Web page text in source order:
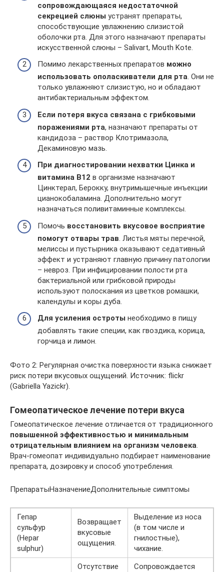
сопровождающаяся недостаточной
секрецией слюны устранят препараты,
способствующие увлажнению слизистой
оболочки рта. Для этого назначают препараты
искусственной слюны – Salivart, Mouth Kote.
Помимо лекарственных препаратов можно
использовать ополаскиватели для рта. Они не
только увлажняют слизистую, но и обладают
антибактериальным эффектом.
Если потеря вкуса связана с грибковыми
поражениями рта, назначают препараты от
кандидоза – раствор Клотримазола,
Декаминовую мазь.
При диагностировании нехватки Цинка и
витамина В12 в организме назначают
Цинктерал, Берокку, внутримышечные инъекции
цианокобаламина. Дополнительно могут
назначаться поливитаминные комплексы.
Помочь восстановить вкусовое восприятие
помогут отвары трав . Листья мяты перечной,
мелиссы и пустырника оказывают седативный
эффект и устраняют главную причину патологии
– невроз. При инфицировании полости рта
бактериальной или грибковой природы
используют полоскания из цветков ромашки,
календулы и коры дуба.
Для усиления остроты необходимо в пищу
добавлять такие специи, как гвоздика, корица,
горчица и лимон.
Фото 2: Регулярная очистка поверхности языка снижает
риск потери вкусовых ощущений. Источник: flickr
(Gabriella Yazickr).
Гомеопатическое лечение потери вкуса
Гомеопатическое лечение отличается от традиционного
повышенной эффективностью и минимальным
отрицательным влиянием на организм человека.
Врач-гомеопат индивидуально подбирает наименование
препарата, дозировку и способ употребления.
ПрепаратыНазначениеДополнительные симптомы
Гепар
сульфур
(Hepar
sulphur)
Возвращает
вкусовые
ощущения.
Выделение из носа
(в том числе и
гнилостные),
чихание.
Отсутствие
Сопровождается